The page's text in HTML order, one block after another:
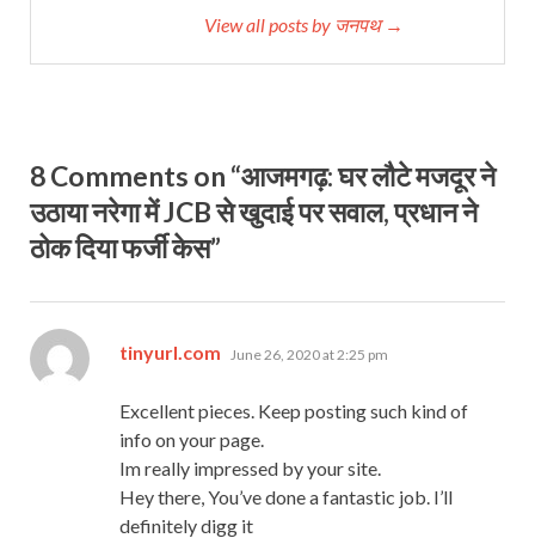
View all posts by जनपथ →
8 Comments on “आजमगढ़: घर लौटे मजदूर ने
उठाया नरेगा में JCB से खुदाई पर सवाल, प्रधान ने
ठोक दिया फर्जी केस”
tinyurl.com says:
June 26, 2020 at 2:25 pm
Excellent pieces. Keep posting such kind of
info on your page.
Im really impressed by your site.
Hey there, You’ve done a fantastic job. I’ll
definitely digg it